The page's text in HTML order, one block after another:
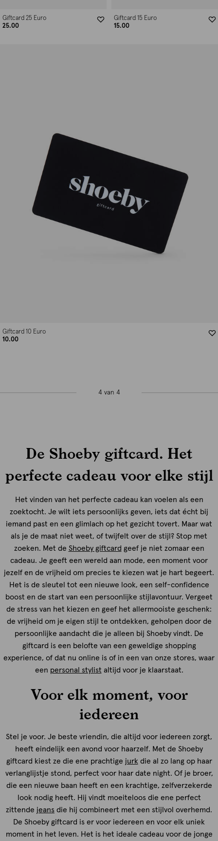
Giftcard 25 Euro
25.00
Giftcard 15 Euro
15.00
Giftcard 10 Euro
10.00
4 van 4
De Shoeby giftcard. Het
perfecte cadeau voor elke stijl
Het vinden van het perfecte cadeau kan voelen als een
zoektocht. Je wilt iets persoonlijks geven, iets dat écht bij
iemand past en een glimlach op het gezicht tovert. Maar wat
als je de maat niet weet, of twijfelt over de stijl? Stop met
zoeken. Met de Shoeby giftcard geef je niet zomaar een
cadeau. Je geeft een wereld aan mode, een moment voor
jezelf en de vrijheid om precies te kiezen wat je hart begeert.
Het is de sleutel tot een nieuwe look, een self-confidence
boost en de start van een persoonlijke stijlavontuur. Vergeet
de stress van het kiezen en geef het allermooiste geschenk:
de vrijheid om je eigen stijl te ontdekken, geholpen door de
persoonlijke aandacht die je alleen bij Shoeby vindt. De
giftcard is een belofte van een geweldige shopping
experience, of dat nu online is of in een van onze stores, waar
een personal stylist altijd voor je klaarstaat.
Voor elk moment, voor
iedereen
Stel je voor. Je beste vriendin, die altijd voor iedereen zorgt,
heeft eindelijk een avond voor haarzelf. Met de Shoeby
giftcard kiest ze die ene prachtige jurk die al zo lang op haar
verlanglijstje stond, perfect voor haar date night. Of je broer,
die een nieuwe baan heeft en een krachtige, zelfverzekerde
look nodig heeft. Hij vindt moeiteloos die ene perfect
zittende jeans die hij combineert met een stijlvol overhemd.
De Shoeby giftcard is er voor iedereen en voor elk uniek
moment in het leven. Het is het ideale cadeau voor de jonge